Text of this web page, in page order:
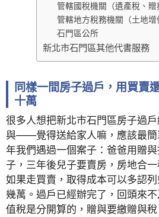
管轄國稅機關（遺產稅、贈
管轄地方稅務機關（土地增
石門區公所
新北市石門區其他代書服務
同樣一間房子過戶，用買賣
十萬
很多人想把新北市石門區房子過
與——覺得送給家人嘛，應該最簡
年我們遇過一個案子：爸爸用贈
子，三年後兒子要賣房，房地合
如果走買賣，取得成本可以多認
幾萬。過戶已經辦完了，回頭來
值稅是分開算的，贈與要繳贈與